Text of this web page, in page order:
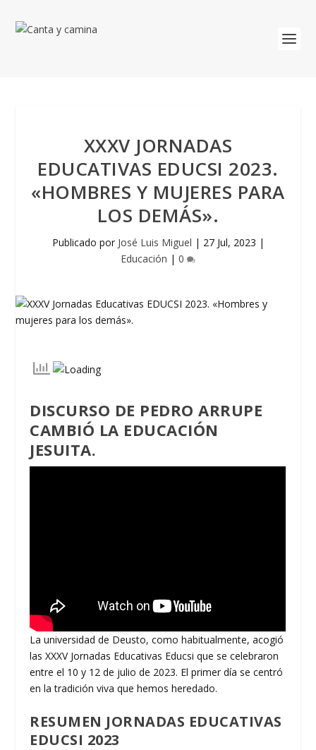
XXXV JORNADAS
EDUCATIVAS EDUCSI 2023.
«HOMBRES Y MUJERES PARA
LOS DEMÁS».
Publicado por José Luis Miguel | 27 Jul, 2023 |
Educación | 0
DISCURSO DE PEDRO ARRUPE
CAMBIÓ LA EDUCACIÓN
JESUITA.
La universidad de Deusto, como habitualmente, acogió
las XXXV Jornadas Educativas Educsi que se celebraron
entre el 10 y 12 de julio de 2023. El primer día se centró
en la tradición viva que hemos heredado.
RESUMEN JORNADAS EDUCATIVAS
EDUCSI 2023